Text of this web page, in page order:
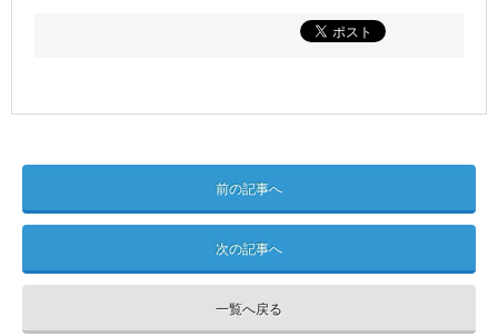
前の記事へ
次の記事へ
一覧へ戻る